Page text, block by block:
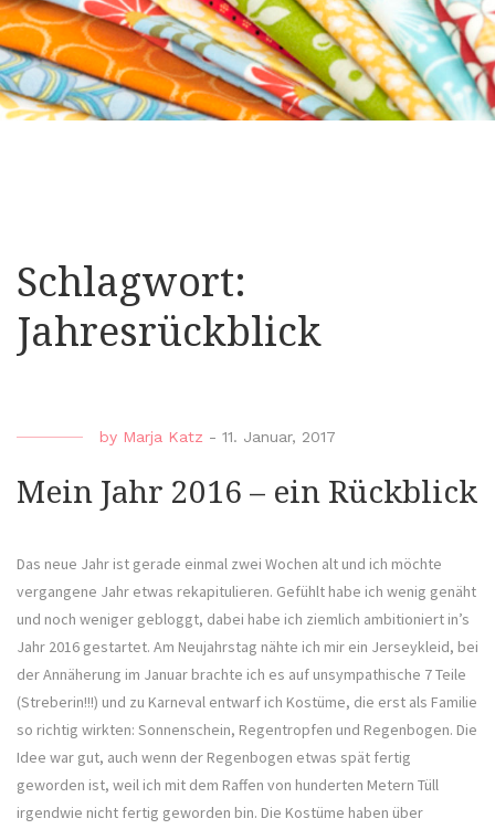
Schlagwort:
Jahresrückblick
by Marja Katz - 11. Januar, 2017
Mein Jahr 2016 – ein Rückblick
Das neue Jahr ist gerade einmal zwei Wochen alt und ich möchte
vergangene Jahr etwas rekapitulieren. Gefühlt habe ich wenig genäht
und noch weniger gebloggt, dabei habe ich ziemlich ambitioniert in’s
Jahr 2016 gestartet. Am Neujahrstag nähte ich mir ein Jerseykleid, bei
der Annäherung im Januar brachte ich es auf unsympathische 7 Teile
(Streberin!!!) und zu Karneval entwarf ich Kostüme, die erst als Familie
so richtig wirkten: Sonnenschein, Regentropfen und Regenbogen. Die
Idee war gut, auch wenn der Regenbogen etwas spät fertig
geworden ist, weil ich mit dem Raffen von hunderten Metern Tüll
irgendwie nicht fertig geworden bin. Die Kostüme haben über